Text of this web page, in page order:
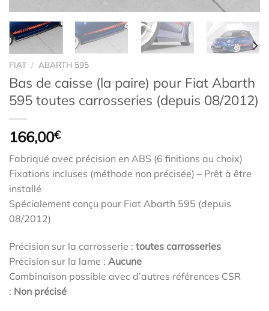
FIAT / ABARTH 595
Bas de caisse (la paire) pour Fiat Abarth
595 toutes carrosseries (depuis 08/2012)
166,00€
Fabriqué avec précision en ABS (6 finitions au choix)
Fixations incluses (méthode non précisée) – Prêt à être
installé
Spécialement conçu pour Fiat Abarth 595 (depuis
08/2012)
Précision sur la carrosserie : toutes carrosseries
Précision sur la lame : Aucune
Combinaison possible avec d’autres références CSR
: Non précisé